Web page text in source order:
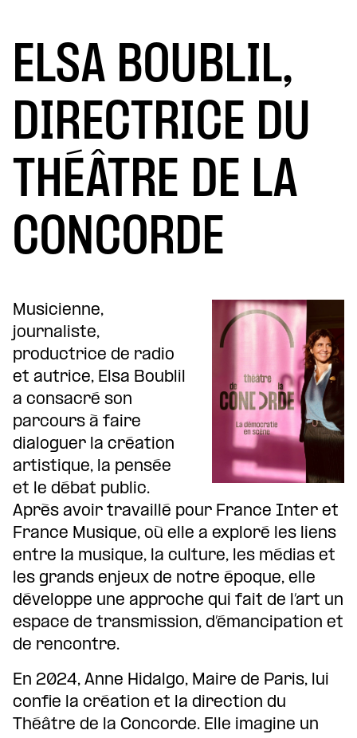
ELSA BOUBLIL,
DIRECTRICE DU
THÉÂTRE DE LA
CONCORDE
Musicienne,
journaliste,
productrice de radio
et autrice, Elsa Boublil
a consacré son
parcours à faire
dialoguer la création
artistique, la pensée
et le débat public.
Après avoir travaillé pour France Inter et
France Musique, où elle a exploré les liens
entre la musique, la culture, les médias et
les grands enjeux de notre époque, elle
développe une approche qui fait de l’art un
espace de transmission, d’émancipation et
de rencontre.
En 2024, Anne Hidalgo, Maire de Paris, lui
confie la création et la direction du
Théâtre de la Concorde. Elle imagine un